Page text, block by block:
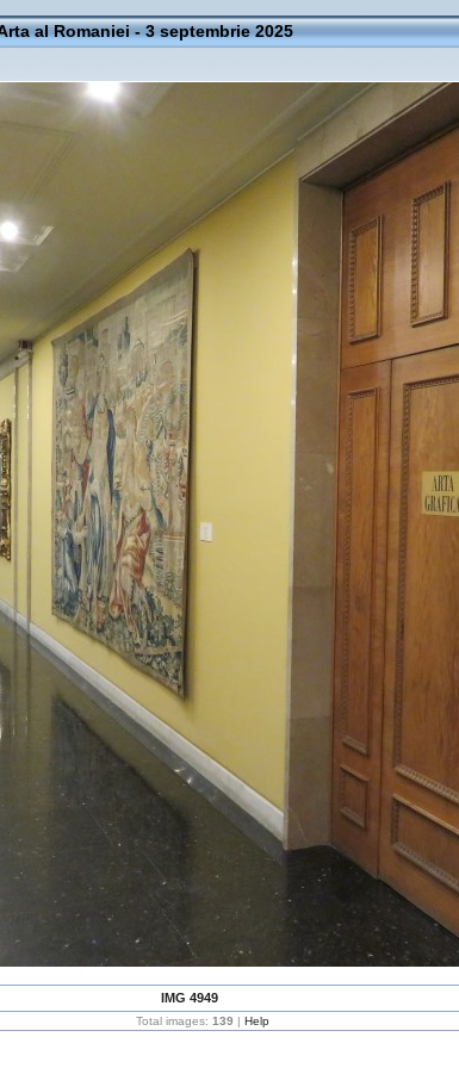
al Romaniei - 3 septembrie 2025
IMG 4949
Total images: 139 | Help